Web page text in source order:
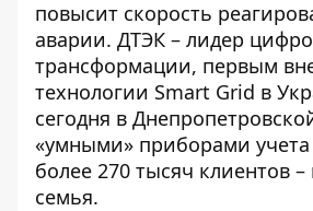
повысит скорость
аварии. ДТЭК – лидер
трансформации, первым
технологии Smart Grid в
сегодня в
«умными» приборами
более 270 тысяч клиентов –
семья.